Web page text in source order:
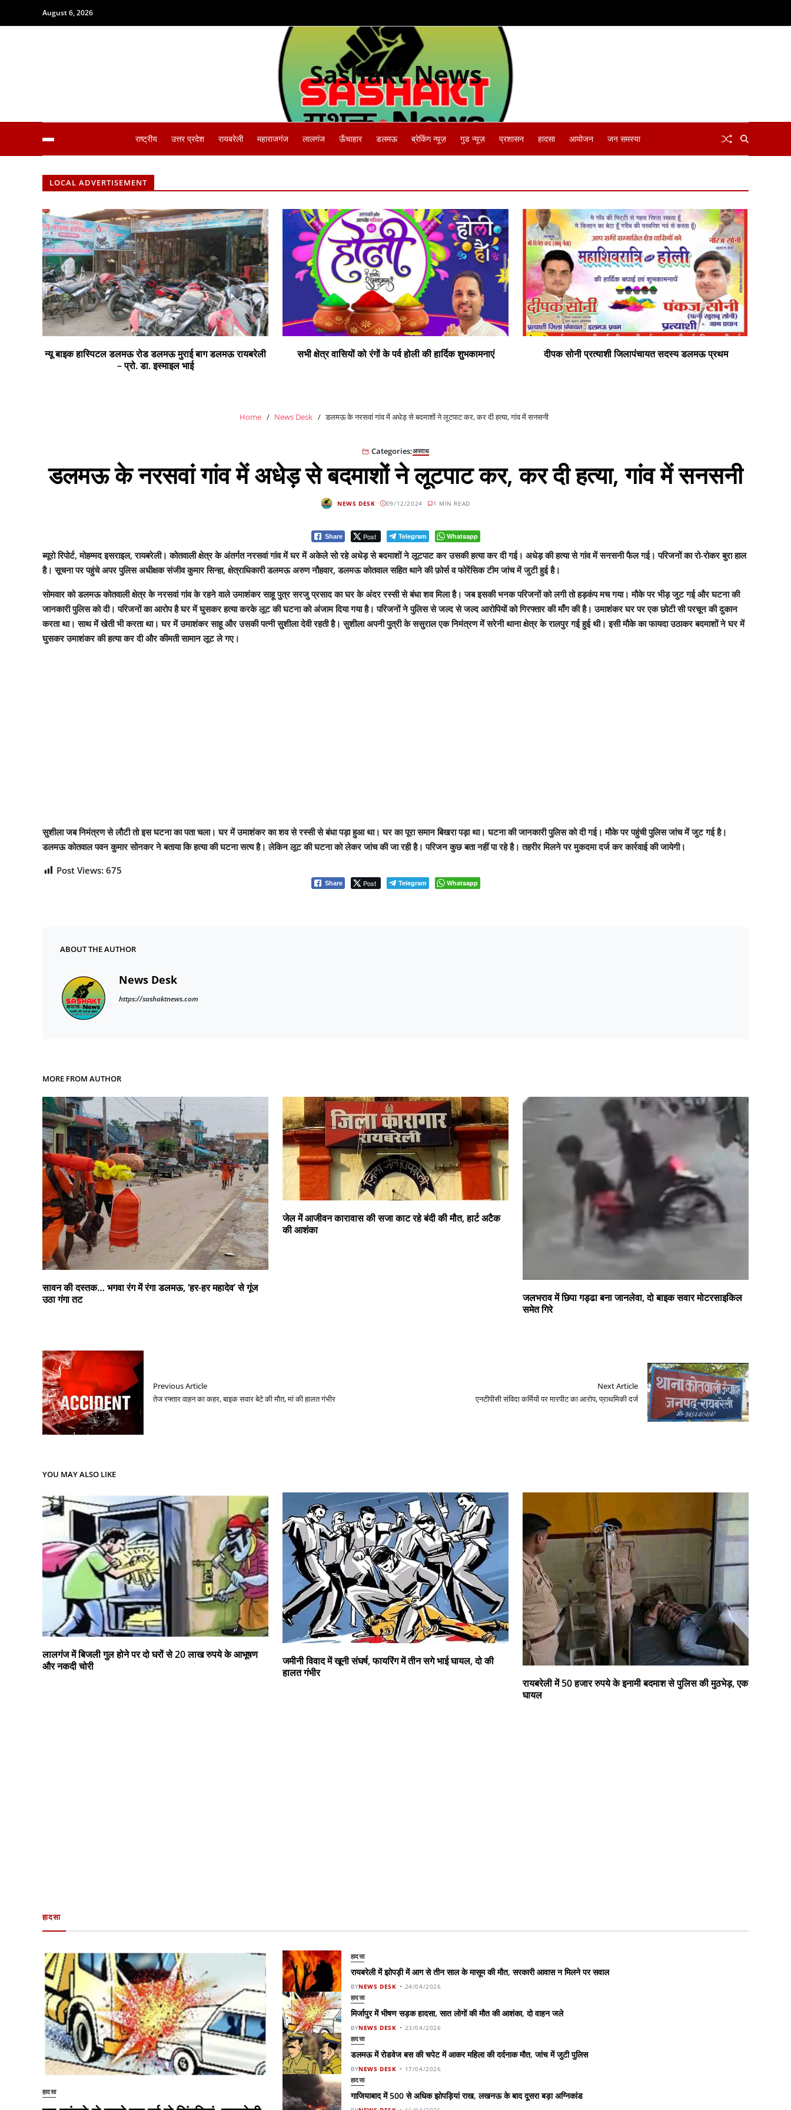
August 6, 2026
Sashakt News
राष्ट्रीय उत्तर प्रदेश रायबरेली महाराजगंज लालगंज ऊँचाहार डलमऊ ब्रेकिंग न्यूज़ गुड न्यूज़ प्रशासन हादसा आयोजन जन समस्या
LOCAL ADVERTISEMENT
सभी क्षेत्र वासियों को रंगों के पर्व होली की हार्दिक शुभकामनाएं दीपक सोनी प्रत्याशी जिलापंचायत सदस्य डलमऊ प्रथम सभी क्षेत्रवासियों को गणतंत्र दिवस की हार्दिक शुभकामनाएं
Home News Desk डलमऊ के नरसवां गांव में अधेड़ से बदमाशों ने लूटपाट कर, कर दी हत्या, गांव में सनसनी
Categories:अपराध
डलमऊ के नरसवां गांव में अधेड़ से बदमाशों ने लूटपाट कर, कर दी हत्या, गांव में सनसनी
NEWS DESK 09/12/2024 1 MIN READ
Share Post Telegram Whatsapp
ब्यूरो रिपोर्ट, मोहम्मद इसराइल, रायबरेली। कोतवाली क्षेत्र के अंतर्गत नरसवां गांव में घर में अकेले सो रहे अधेड़ से बदमाशों ने लूटपाट कर उसकी हत्या कर दी गई। अधेड़ की हत्या से गांव में सनसनी फैल गई। परिजनों का रो-रोकर बुरा हाल
है। सूचना पर पहुंचे अपर पुलिस अधीक्षक संजीव कुमार सिन्हा, क्षेत्राधिकारी डलमऊ अरुण नौहवार, डलमऊ कोतवाल सहित थाने की फ़ोर्स व फोरेंसिक टीम जांच में जुटी हुई है।
सोमवार को डलमऊ कोतवाली क्षेत्र के नरसवां गांव के रहने वाले उमाशंकर साहू पुत्र सरजु प्रसाद का घर के अंदर रस्सी से बंधा शव मिला है। जब इसकी भनक परिजनों को लगी तो हड़कंप मच गया। मौके पर भीड़ जुट गई और घटना की
जानकारी पुलिस को दी। परिजनों का आरोप है घर में घुसकर हत्या करके लूट की घटना को अंजाम दिया गया है। परिजनों ने पुलिस से जल्द से जल्द आरोपियों को गिरफ्तार की माँग की है। उमाशंकर घर पर एक छोटी सी परचून की दुकान
करता था। साथ में खेती भी करता था। घर में उमाशंकर साहू और उसकी पत्नी सुशीला देवी रहती है। सुशीला अपनी पुत्री के ससुराल एक निमंत्रण में सरेनी थाना क्षेत्र के रालपुर गई हुई थी। इसी मौके का फायदा उठाकर बदमाशों ने घर में
घुसकर उमाशंकर की हत्या कर दी और कीमती सामान लूट ले गए।
सुशीला जब निमंत्रण से लौटी तो इस घटना का पता चला। घर में उमाशंकर का शव से रस्सी से बंधा पड़ा हुआ था। घर का पूरा समान बिखरा पड़ा था। घटना की जानकारी पुलिस को दी गई। मौके पर पहुंची पुलिस जांच में जुट गई है।
डलमऊ कोतवाल पवन कुमार सोनकर ने बताया कि हत्या की घटना सत्य है। लेकिन लूट की घटना को लेकर जांच की जा रही है। परिजन कुछ बता नहीं पा रहे है। तहरीर मिलने पर मुकदमा दर्ज कर कार्रवाई की जायेगी।
Post Views: 675
Share Post Telegram Whatsapp
ABOUT THE AUTHOR
News Desk
https://sashaktnews.com
MORE FROM AUTHOR
सावन की दस्तक… भगवा रंग में रंगा डलमऊ, ‘हर-हर महादेव’ से गूंज
उठा गंगा तट
जेल में आजीवन कारावास की सजा काट रहे बंदी की मौत, हार्ट अटैक
की आशंका
जलभराव में छिपा गड्ढा बना जानलेवा, दो बाइक सवार मोटरसाइकिल
समेत गिरे
Previous Article
तेज रफ्तार वाहन का कहर, बाइक सवार बेटे की मौत, मां की हालत गंभीर
Next Article
एनटीपीसी संविदा कर्मियों पर मारपीट का आरोप, प्राथमिकी दर्ज
YOU MAY ALSO LIKE
लालगंज में बिजली गुल होने पर दो घरों से 20 लाख रुपये के आभूषण
और नकदी चोरी
जमीनी विवाद में खूनी संघर्ष, फायरिंग में तीन सगे भाई घायल, दो की
हालत गंभीर
रायबरेली में 50 हजार रुपये के इनामी बदमाश से पुलिस की मुठभेड़, एक
घायल
हादसा
हादसा
हादसा
रायबरेली में झोपड़ी में आग से तीन साल के मासूम की मौत, सरकारी आवास न मिलने पर सवाल
BYNEWS DESK 24/04/2026
हादसा
मिर्जापुर में भीषण सड़क हादसा, सात लोगों की मौत की आशंका, दो वाहन जले
BYNEWS DESK 23/04/2026
हादसा
डलमऊ में रोडवेज बस की चपेट में आकर महिला की दर्दनाक मौत, जांच में जुटी पुलिस
BYNEWS DESK 17/04/2026
हादसा
गाजियाबाद में 500 से अधिक झोपड़ियां राख, लखनऊ के बाद दूसरा बड़ा अग्निकांड